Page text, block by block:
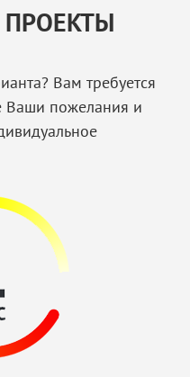
Вам требуется
Ваши пожелания и